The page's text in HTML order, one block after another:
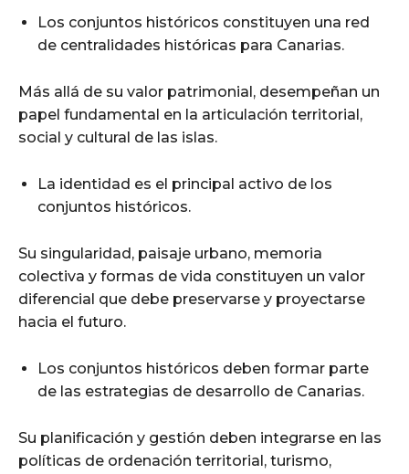
Los conjuntos históricos constituyen una red
de centralidades históricas para Canarias.
Más allá de su valor patrimonial, desempeñan un
papel fundamental en la articulación territorial,
social y cultural de las islas.
La identidad es el principal activo de los
conjuntos históricos.
Su singularidad, paisaje urbano, memoria
colectiva y formas de vida constituyen un valor
diferencial que debe preservarse y proyectarse
hacia el futuro.
Los conjuntos históricos deben formar parte
de las estrategias de desarrollo de Canarias.
Su planificación y gestión deben integrarse en las
políticas de ordenación territorial, turismo,